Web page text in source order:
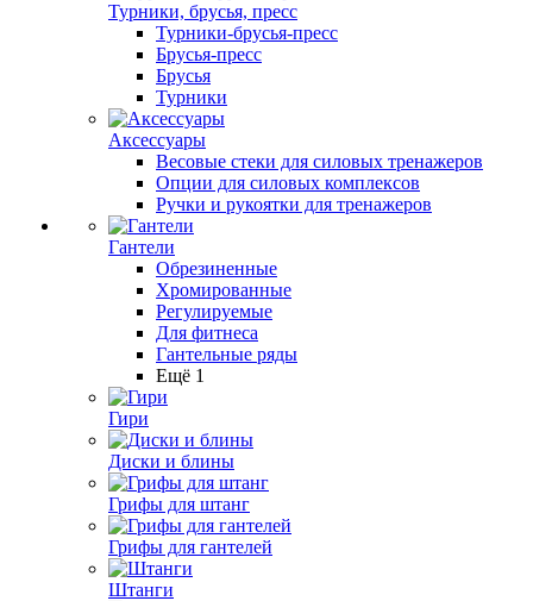
Турники, брусья, пресс
Турники-брусья-пресс
Брусья-пресс
Брусья
Турники
Аксессуары
Весовые стеки для силовых тренажеров
Опции для силовых комплексов
Ручки и рукоятки для тренажеров
Гантели
Обрезиненные
Хромированные
Регулируемые
Для фитнеса
Гантельные ряды
Ещё 1
Гири
Диски и блины
Грифы для штанг
Грифы для гантелей
Штанги